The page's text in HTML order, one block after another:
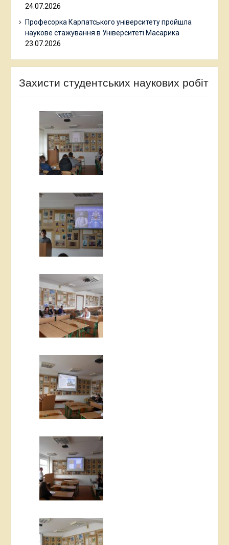
24.07.2026
Професорка Карпатського університету пройшла
наукове стажування в Університеті Масарика
23.07.2026
Захисти студентських наукових робіт